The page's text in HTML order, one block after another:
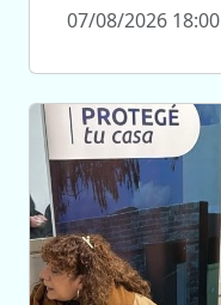
07/08/2026 18:00